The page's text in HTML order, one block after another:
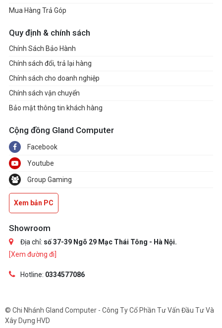
Mua Hàng Trả Góp
Quy định & chính sách
Chính Sách Bảo Hành
Chính sách đổi, trả lại hàng
Chính sách cho doanh nghiệp
Chính sách vận chuyển
Bảo mật thông tin khách hàng
Cộng đồng Gland Computer
Facebook
Youtube
Group Gaming
Xem bản PC
Showroom
Địa chỉ: số 37-39 Ngõ 29 Mạc Thái Tông - Hà Nội.
[Xem đường đi]
Hotline: 0334577086
© Chi Nhánh Gland Computer - Công Ty Cổ Phần Tư Vấn Đầu Tư Và
Xây Dựng HVD